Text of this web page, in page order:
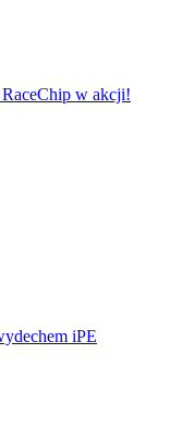
w akcji!
iPE